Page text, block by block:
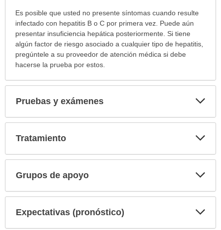
Es posible que usted no presente síntomas cuando resulte
infectado con hepatitis B o C por primera vez. Puede aún
presentar insuficiencia hepática posteriormente. Si tiene
algún factor de riesgo asociado a cualquier tipo de hepatitis,
pregúntele a su proveedor de atención médica si debe
hacerse la prueba por estos.
Pruebas y exámenes
Tratamiento
Grupos de apoyo
Expectativas (pronóstico)